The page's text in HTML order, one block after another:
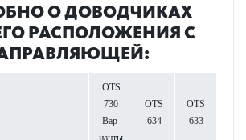
О ДОВОД­ЧИКАХ
РАСПОЛ­ОЖЕНИЯ С
OTS
730
Вар­
ианты
OTS
634
OTS
633